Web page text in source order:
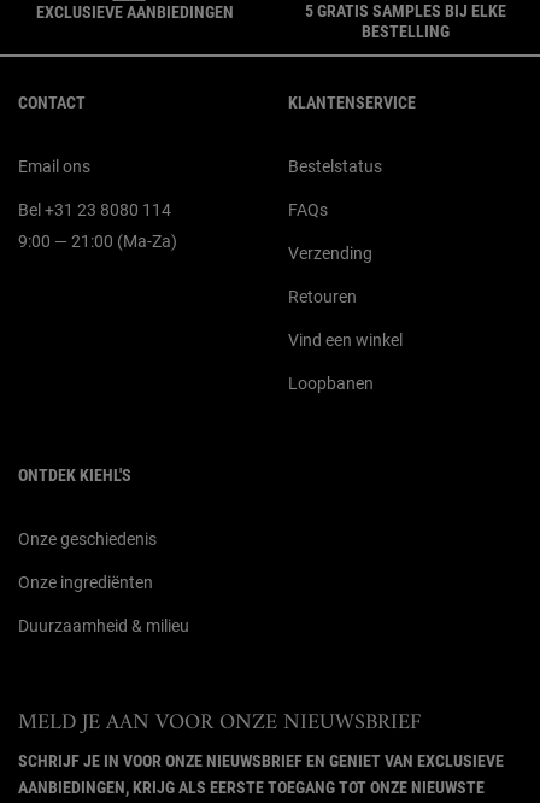
EXCLUSIEVE AANBIEDINGEN
5 GRATIS SAMPLES BIJ ELKE
BESTELLING
CONTACT
Email ons
Bel +31 23 8080 114
9:00 — 21:00 (Ma-Za)
KLANTENSERVICE
Bestelstatus
FAQs
Verzending
Retouren
Vind een winkel
Loopbanen
ONTDEK KIEHL'S
Onze geschiedenis
Onze ingrediënten
Duurzaamheid & milieu
MELD JE AAN VOOR ONZE NIEUWSBRIEF
SCHRIJF JE IN VOOR ONZE NIEUWSBRIEF EN GENIET VAN EXCLUSIEVE
AANBIEDINGEN, KRIJG ALS EERSTE TOEGANG TOT ONZE NIEUWSTE